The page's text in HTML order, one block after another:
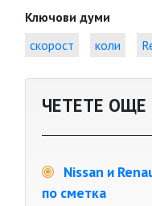
Ключови думи
скорост
коли
ЧЕТЕТЕ ОЩЕ
Nissan и
по сметка